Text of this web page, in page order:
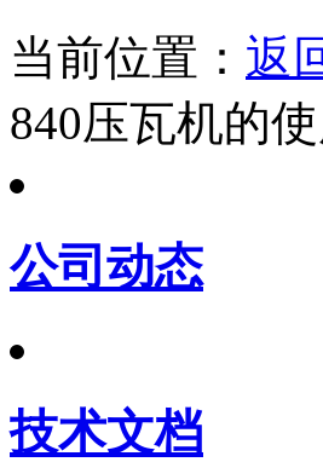
当前位置： 返
840压瓦机的
公司动态
技术文档